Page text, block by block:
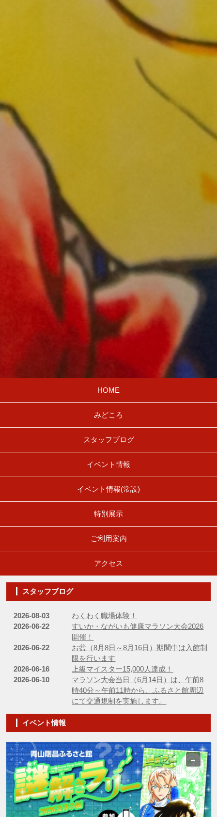
HOME
みどころ
スタッフブログ
イベント情報
イベント情報(常設)
特別展示
ご利用案内
アクセス
スタッフブログ
2026-08-03
わくわく職場体験！
2026-06-22
すいか・ながいも健康マラソン大会2026
開催！
2026-06-22
お盆（8月8日～8月16日）期間中は入館制
限を行います
2026-06-16
上級マイスター15,000人達成！
2026-06-10
マラソン大会当日（6月14日）は、午前8
時40分～午前11時から、ふるさと館周辺
にて交通規制を実施します。
イベント情報